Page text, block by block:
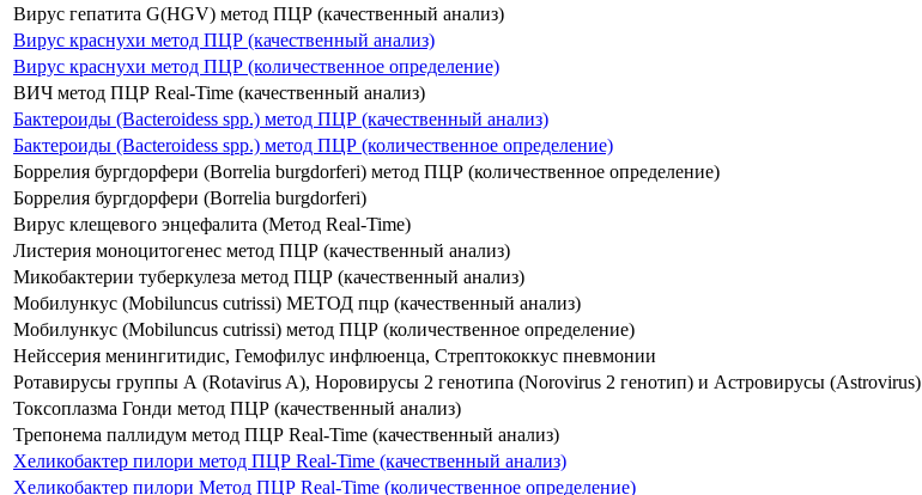
Вирус гепатита G(HGV) метод ПЦР (качественный анализ)
Вирус краснухи метод ПЦР (качественный анализ)
Вирус краснухи метод ПЦР (количественное определение)
ВИЧ метод ПЦР Real-Time (качественный анализ)
Бактероиды (Bacteroidess spp.) метод ПЦР (качественный анализ)
Бактероиды (Bacteroidess spp.) метод ПЦР (количественное определение)
Боррелия бургдорфери (Borrelia burgdorferi) метод ПЦР (количественное определение)
Боррелия бургдорфери (Borrelia burgdorferi)
Вирус клещевого энцефалита (Метод Real-Time)
Листерия моноцитогенес метод ПЦР (качественный анализ)
Микобактерии туберкулеза метод ПЦР (качественный анализ)
Мобилункус (Mobiluncus cutrissi) МЕТОД пцр (качественный анализ)
Мобилункус (Mobiluncus cutrissi) метод ПЦР (количественное определение)
Нейссерия менингитидис, Гемофилус инфлюенца, Стрептококкус пневмонии
Ротавирусы группы А (Rotavirus A), Норовирусы 2 генотипа (Norovirus 2 генотип) и Астровирусы (Astrovirus)
Токсоплазма Гонди метод ПЦР (качественный анализ)
Трепонема паллидум метод ПЦР Real-Time (качественный анализ)
Хеликобактер пилори метод ПЦР Real-Time (качественный анализ)
Хеликобактер пилори Метод ПЦР Real-Time (количественное определение)